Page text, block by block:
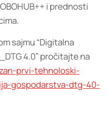
i prednosti
sajmu “Digitalna
4.0” pročitajte na
prvi-tehnoloski-
gospodarstva-dtg-40-